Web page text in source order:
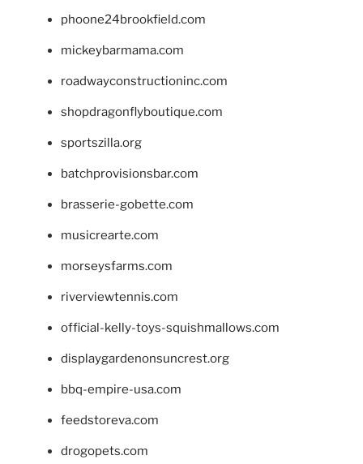
phoone24brookfield.com
mickeybarmama.com
roadwayconstructioninc.com
shopdragonflyboutique.com
sportszilla.org
batchprovisionsbar.com
brasserie-gobette.com
musicrearte.com
morseysfarms.com
riverviewtennis.com
official-kelly-toys-squishmallows.com
displaygardenonsuncrest.org
bbq-empire-usa.com
feedstoreva.com
drogopets.com